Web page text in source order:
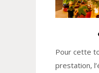
Pour cette
prestation,